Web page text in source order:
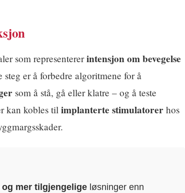
som representererintensjon om bevegelse
steg er å forbedre algoritmene for å
som å stå, gå eller klatre – og å teste
kan kobles til implanterte stimulatorer hos
mer tilgjengelige løsninger enn